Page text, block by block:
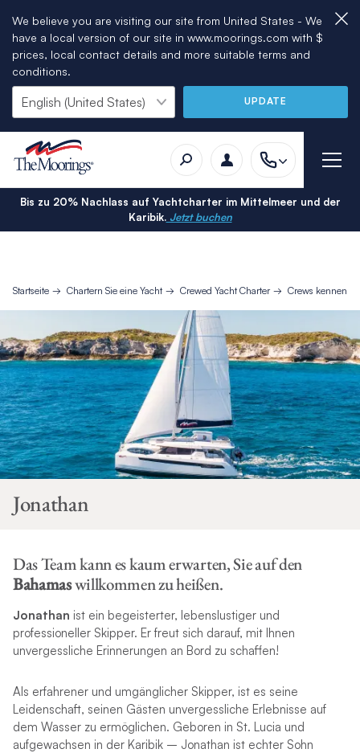
We believe you are visiting our site from United States - We
have a local version of our site in www.moorings.com with $
prices, local contact details and more suitable terms and
conditions.
UPDATE
Bis zu 20% Nachlass auf Yachtcharter im Mittelmeer und der
Karibik.Jetzt buchen
Startseite Chartern Sie eine Yacht Crewed Yacht Charter Crews
Jonathan
Das Team kann es kaum erwarten, Sie auf den
Bahamaswillkommen zu heißen.
Jonathan ist ein begeisterter, lebenslustiger und
professioneller Skipper. Er freut sich darauf, mit Ihnen
unvergessliche Erinnerungen an Bord zu schaffen!
Als erfahrener und umgänglicher Skipper, ist es seine
Leidenschaft, seinen Gästen unvergessliche Erlebnisse auf
dem Wasser zu ermöglichen. Geboren in St. Lucia und
aufgewachsen in der Karibik – Jonathan ist echter Sohn